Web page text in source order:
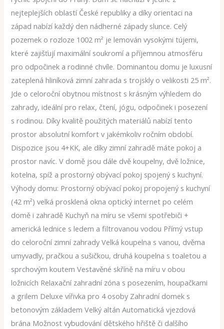
nejteplejších oblastí České republiky a díky orientaci na
západ nabízí každý den nádherné západy slunce. Celý
pozemek o rozloze 1002 m² je lemován vysokými tújemi,
které zajišťují maximální soukromí a příjemnou atmosféru
pro odpočinek a rodinné chvíle. Dominantou domu je luxusní
zateplená hliníková zimní zahrada s trojskly o velikosti 25 m².
Jde o celoroční obytnou místnost s krásným výhledem do
zahrady, ideální pro relax, čtení, jógu, odpočinek i posezení
s rodinou. Díky kvalitě použitých materiálů nabízí tento
prostor absolutní komfort v jakémkoliv ročním období.
Dispozice jsou 4+KK, ale díky zimní zahradě máte pokoj a
prostor navíc. V domě jsou dále dvě koupelny, dvě ložnice,
kotelna, spíž a prostorný obývací pokoj spojený s kuchyní.
Výhody domu: Prostorný obývací pokoj propojený s kuchyní
(42 m²) velká prosklená okna optický internet po celém
domě i zahradě Kuchyň na míru se všemi spotřebiči +
americká lednice s ledem a filtrovanou vodou Přímý vstup
do celoroční zimní zahrady Velká koupelna s vanou, dvěma
umyvadly, pračkou a sušičkou, druhá koupelna s toaletou a
sprchovým koutem Vestavěné skříně na míru v obou
ložnicích Relaxační zahradní zóna s posezením, houpačkami
a grilem Deluxe vířivka pro 4 osoby Zahradní domek s
betonovým základem Velký altán Automatická vjezdová
brána Možnost vybudování dětského hřiště či dalšího